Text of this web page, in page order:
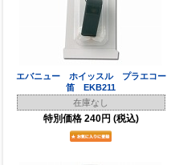
エバニュー ホイッスル プラエコー
笛 EKB211
在庫なし
特別価格 240円 (税込)